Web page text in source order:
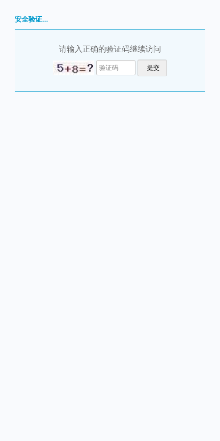
安全验证...
请输入正确的验证码继续访问